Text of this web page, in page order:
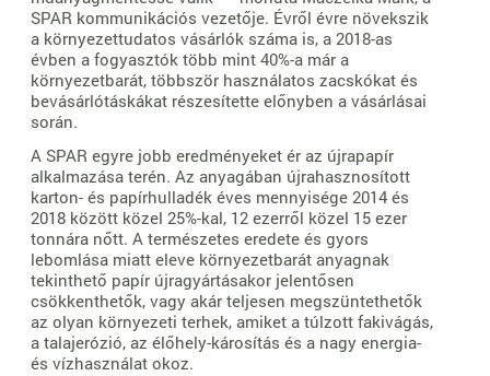
SPAR kommunikációs vezetője. Évről évre növekszik
a környezettudatos vásárlók száma is, a 2018-as
évben a fogyasztók több mint 40%-a már a
környezetbarát, többször használatos zacskókat és
bevásárlótáskákat részesítette előnyben a vásárlásai
során.
A SPAR egyre jobb eredményeket ér az újrapapír
alkalmazása terén. Az anyagában újrahasznosított
karton- és papírhulladék éves mennyisége 2014 és
2018 között közel 25%-kal, 12 ezerről közel 15 ezer
tonnára nőtt. A természetes eredete és gyors
lebomlása miatt eleve környezetbarát anyagnak
tekinthető papír újragyártásakor jelentősen
csökkenthetők, vagy akár teljesen megszüntethetők
az olyan környezeti terhek, amiket a túlzott fakivágás,
a talajerózió, az élőhely-károsítás és a nagy energia-
és vízhasználat okoz.